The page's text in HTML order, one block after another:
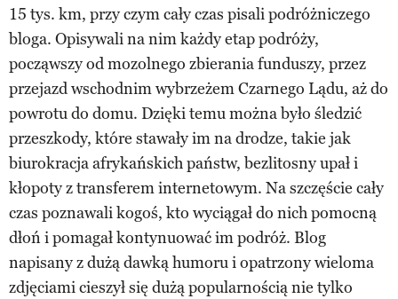
15 tys. km, przy czym cały czas pisali podróżniczego
bloga. Opisywali na nim każdy etap podróży,
począwszy od mozolnego zbierania funduszy, przez
przejazd wschodnim wybrzeżem Czarnego Lądu, aż do
powrotu do domu. Dzięki temu można było śledzić
przeszkody, które stawały im na drodze, takie jak
biurokracja afrykańskich państw, bezlitosny upał i
kłopoty z transferem internetowym. Na szczęście cały
czas poznawali kogoś, kto wyciągał do nich pomocną
dłoń i pomagał kontynuować im podróż. Blog
napisany z dużą dawką humoru i opatrzony wieloma
zdjęciami cieszył się dużą popularnością nie tylko